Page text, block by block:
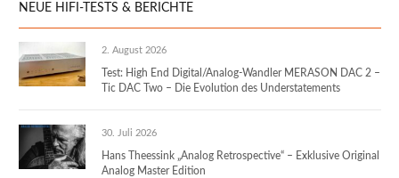
NEUE HIFI-TESTS & BERICHTE
2. August 2026
Test: High End Digital/Analog-Wandler MERASON DAC 2 –
Tic DAC Two – Die Evolution des Understatements
30. Juli 2026
Hans Theessink „Analog Retrospective“ – Exklusive Original
Analog Master Edition